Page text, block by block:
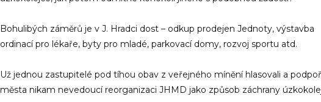
Bohulibých záměrů je v J. Hradci dost – odkup prodejen Jednoty, výstavba
ordinací pro lékaře, byty pro mladé, parkovací domy, rozvoj sportu atd.
Už jednou zastupitelé pod tíhou obav z veřejného mínění hlasovali a
města nikam nevedoucí reorganizaci JHMD jako způsob záchrany